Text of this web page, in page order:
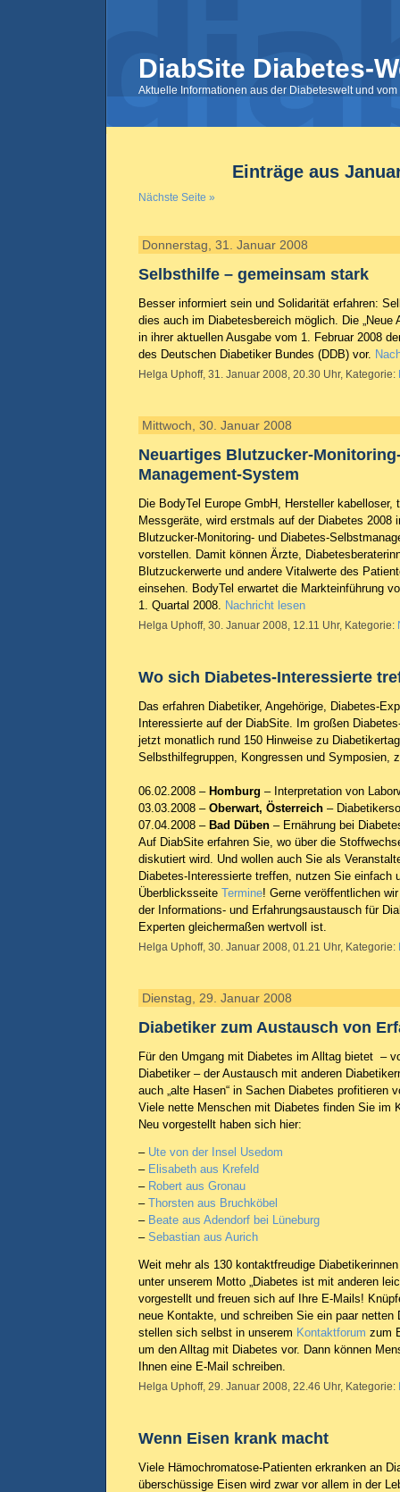
DiabSite Diabetes-
Aktuelle Informationen aus der Diabeteswelt und
Einträge aus
Nächste Seite »
Donnerstag, 31. Januar 2008
Selbsthilfe – gemeinsam stark
Besser informiert sein und Solidarität erfahren:
dies auch im Diabetesbereich möglich. Die „Neue
in ihrer aktuellen Ausgabe vom 1. Februar 2008
des Deutschen Diabetiker Bundes (DDB) vor.
Helga Uphoff, 31. Januar 2008, 20.30 Uhr, Kategorie:
Mittwoch, 30. Januar 2008
Neuartiges Blutzucker-
Management-System
Die BodyTel Europe GmbH, Hersteller kabelloser,
Messgeräte, wird erstmals auf der Diabetes 2008
Blutzucker-Monitoring- und Diabetes-
vorstellen. Damit können Ärzte,
Blutzuckerwerte und andere Vitalwerte des
einsehen. BodyTel erwartet die Markteinführung
1. Quartal 2008. Nachricht lesen
Helga Uphoff, 30. Januar 2008, 12.11 Uhr, Kategorie:
Wo sich Diabetes-Interessierte
Das erfahren Diabetiker, Angehörige, Diabetes-
Interessierte auf der DiabSite. Im großen
jetzt monatlich rund 150 Hinweise zu
Selbsthilfegruppen, Kongressen und Symposien,
06.02.2008 – Homburg – Interpretation von
03.03.2008 – Oberwart, Österreich –
07.04.2008 – Bad Düben – Ernährung bei
Auf DiabSite erfahren Sie, wo über die
diskutiert wird. Und wollen auch Sie als
Diabetes-Interessierte treffen, nutzen Sie einfach
Überblicksseite Termine! Gerne veröffentlichen
der Informations- und Erfahrungsaustausch für
Experten gleichermaßen wertvoll ist.
Helga Uphoff, 30. Januar 2008, 01.21 Uhr, Kategorie:
Dienstag, 29. Januar 2008
Diabetiker zum Austausch von
Für den Umgang mit Diabetes im Alltag bietet –
Diabetiker – der Austausch mit anderen
auch „alte Hasen“ in Sachen Diabetes profitieren
Viele nette Menschen mit Diabetes finden Sie im
Neu vorgestellt haben sich hier:
– Ute von der Insel Usedom
– Elisabeth aus Krefeld
– Robert aus Gronau
– Thorsten aus Bruchköbel
– Beate aus Adendorf bei Lüneburg
– Sebastian aus Aurich
Weit mehr als 130 kontaktfreudige
unter unserem Motto „Diabetes ist mit anderen
vorgestellt und freuen sich auf Ihre E-Mails!
neue Kontakte, und schreiben Sie ein paar netten
stellen sich selbst in unserem Kontaktforum zum
um den Alltag mit Diabetes vor. Dann können
Ihnen eine E-Mail schreiben.
Helga Uphoff, 29. Januar 2008, 22.46 Uhr, Kategorie:
Wenn Eisen krank macht
Viele Hämochromatose-Patienten erkranken an
überschüssige Eisen wird zwar vor allem in der